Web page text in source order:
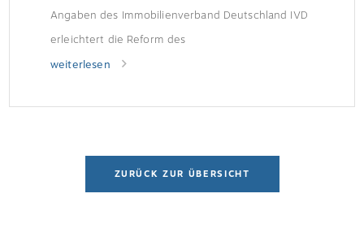
Angaben des Immobilienverband Deutschland IVD
erleichtert die Reform des
Wohnungseigentumsgesetzes (WEG)
Maßnahmen zum Einbruchschutz. Ein einfacher
genügt, um Maßnahmen wie sichere
weiterlesen
ZURÜCK ZUR ÜBERSICHT